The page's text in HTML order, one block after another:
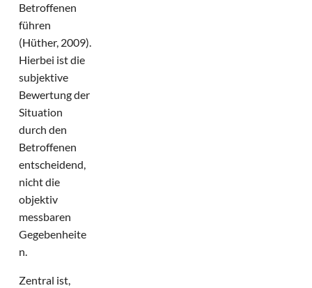
Betroffenen
führen
(Hüther, 2009).
Hierbei ist die
subjektive
Bewertung der
Situation
durch den
Betroffenen
entscheidend,
nicht die
objektiv
messbaren
Gegebenheite
n.
Zentral ist,